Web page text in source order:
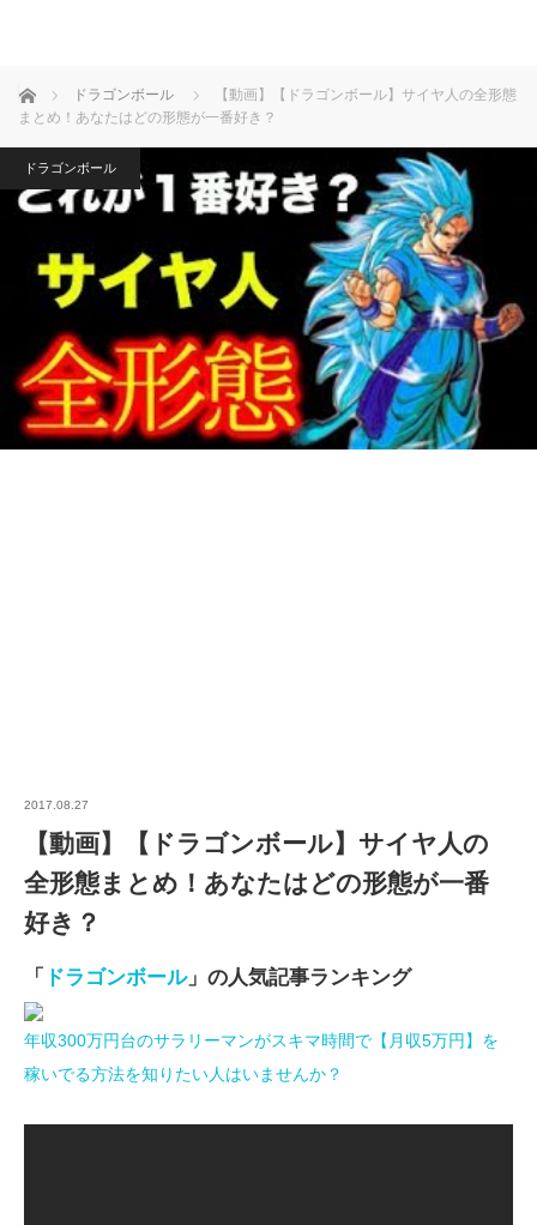
ホーム ドラゴンボール
【動画】【ドラゴンボール】サイヤ人の全形態
まとめ！あなたはどの形態が一番好き？
ドラゴンボール
2017.08.27
【動画】【ドラゴンボール】サイヤ人の
全形態まとめ！あなたはどの形態が一番
好き？
「 ドラゴンボール」の人気記事ランキング
年収300万円台のサラリーマンがスキマ時間で【月収5万円】を
稼いでる方法を知りたい人はいませんか？